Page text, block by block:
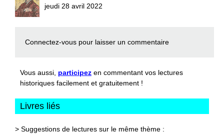
jeudi 28 avril 2022
Connectez-vous pour laisser un commentaire
Vous aussi, participez en commentant vos lectures
historiques facilement et gratuitement !
Livres liés
> Suggestions de lectures sur le même thème :